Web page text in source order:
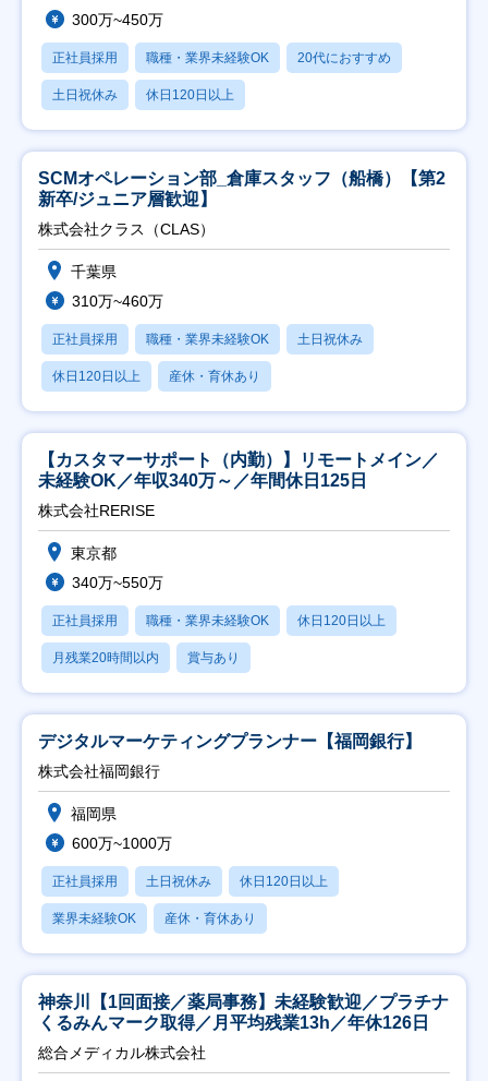
300万~450万
正社員採用 職種・業界未経験OK 20代におすすめ
土日祝休み 休日120日以上
SCMオペレーション部_倉庫スタッフ（船橋）【第2
新卒/ジュニア層歓迎】
株式会社クラス（CLAS）
千葉県
310万~460万
正社員採用 職種・業界未経験OK 土日祝休み
休日120日以上 産休・育休あり
【カスタマーサポート（内勤）】リモートメイン／
未経験OK／年収340万～／年間休日125日
株式会社RERISE
東京都
340万~550万
正社員採用 職種・業界未経験OK 休日120日以上
月残業20時間以内 賞与あり
デジタルマーケティングプランナー【福岡銀行】
株式会社福岡銀行
福岡県
600万~1000万
正社員採用 土日祝休み 休日120日以上
業界未経験OK 産休・育休あり
神奈川【1回面接／薬局事務】未経験歓迎／プラチナ
くるみんマーク取得／月平均残業13h／年休126日
総合メディカル株式会社